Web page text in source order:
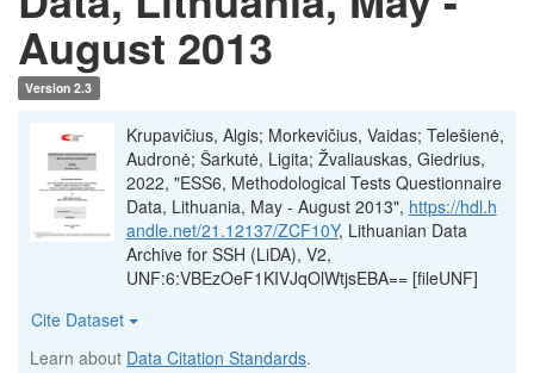
August 2013
Version 2.3
Krupavičius, Algis; Morkevičius, Vaidas; Telešienė,
Audronė; Šarkutė, Ligita; Žvaliauskas, Giedrius,
2022, "ESS6, Methodological Tests Questionnaire
Data, Lithuania, May - August 2013", https://hdl.h
andle.net/21.12137/ZCF10Y, Lithuanian Data
Archive for SSH (LiDA), V2,
UNF:6:VBEzOeF1KIVJqOlWtjsEBA== [fileUNF]
Cite Dataset
Learn about Data Citation Standards.